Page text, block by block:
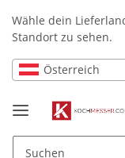
Wähle dein
Standort zu sehen.
Österreich